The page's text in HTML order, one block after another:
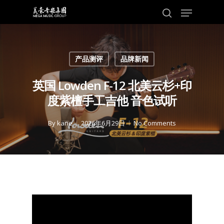
search
Menu
产品测评 品牌新闻
英国 Lowden F-12 北美云杉+印
度紫檀手工吉他 音色试听
Bykane 2026年6月29日 No Comments